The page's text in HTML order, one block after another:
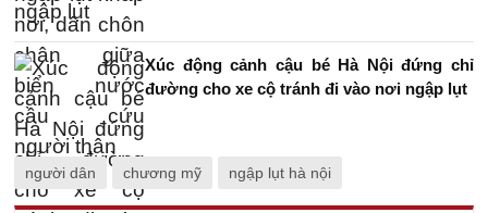
Xúc động cảnh cậu bé Hà Nội đứng chỉ
đường cho xe cộ tránh đi vào nơi ngập lụt
người dân chương mỹ ngập lụt hà nội